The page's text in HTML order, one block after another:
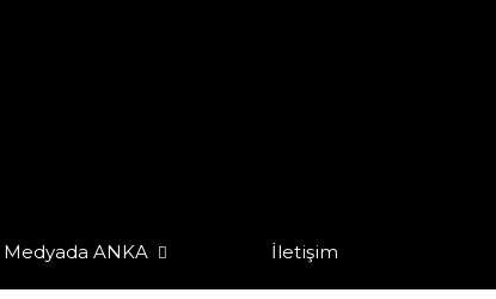
Medyada ANKA İletişim